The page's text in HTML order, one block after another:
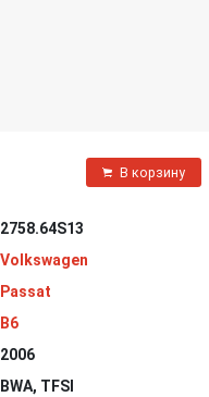
В корзину
2758.64S13
Volkswagen
Passat
B6
2006
BWA, TFSI